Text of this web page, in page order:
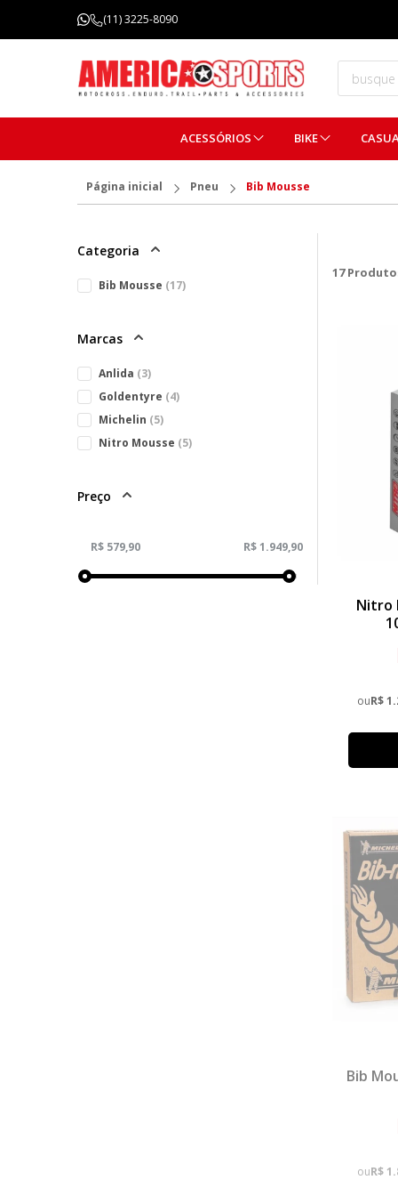
(11) 3225-8090
FRETE GRÁTIS ACIMA DE R$ 299,99
ACESSÓRIOS BIKE
Página inicial Pneu Bib Mousse
Categoria
Bib Mousse (17)
Marcas
Anlida (3)
Goldentyre (4)
Michelin (5)
Nitro Mousse (5)
Preço
17
Nitro
ouR$
Bib
ouR$